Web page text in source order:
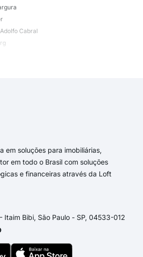
Cabral
do Loteamento Vila Paraná
em soluções para imobiliárias,
em todo o Brasil com soluções
e financeiras através da Loft
Itaim Bibi, São Paulo - SP, 04533-012